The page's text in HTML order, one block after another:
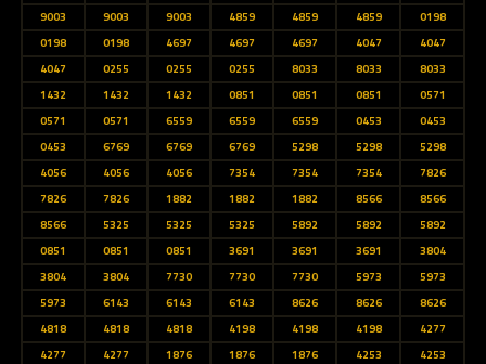
9003
9003 9003 4859 4859 4859
0198
0198
0198 4697 4697 4697 4047
4047
4047
0255 0255 0255 8033 8033
8033
1432
1432 1432 0851 0851 0851
0571
0571
0571 6559 6559 6559 0453
0453
0453
6769 6769 6769 5298 5298
5298
4056
4056 4056 7354 7354 7354
7826
7826
7826 1882 1882 1882 8566
8566
8566
5325 5325 5325 5892 5892
5892
0851
0851 0851 3691 3691 3691
3804
3804
3804 7730 7730 7730 5973
5973
5973
6143 6143 6143 8626 8626
8626
4818
4818 4818 4198 4198 4198
4277
4277
4277 1876 1876 1876 4253
4253